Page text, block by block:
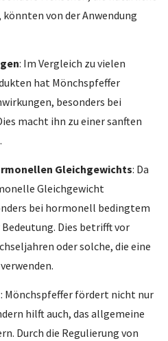
von der Anwendung
: Im Vergleich zu vielen
hat Mönchspfeffer
besonders bei
macht ihn zu einer sanften
Gleichgewichts: Da
Gleichgewicht
bei hormonell bedingtem
Dies betrifft vor
oder solche, die eine
: Mönchspfeffer fördert nicht nur
hilft auch, das allgemeine
Durch die Regulierung von